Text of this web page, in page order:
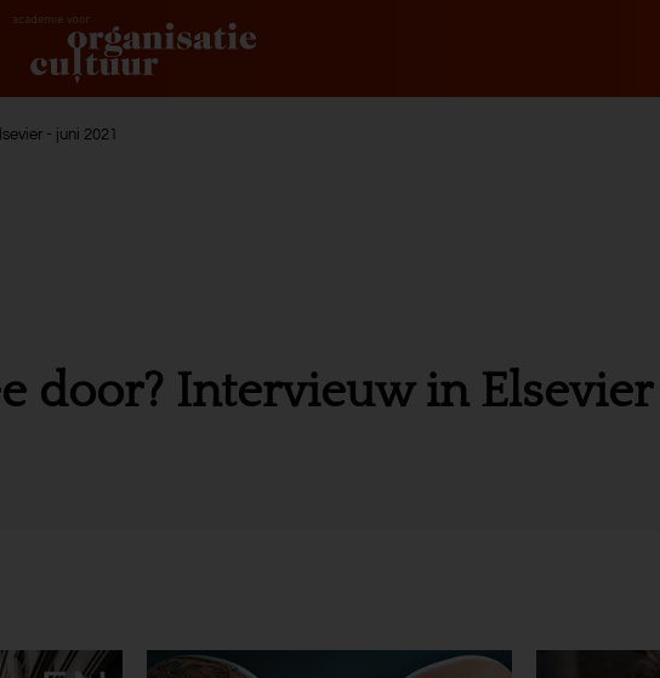
- juni 2021
door? Intervieuw in